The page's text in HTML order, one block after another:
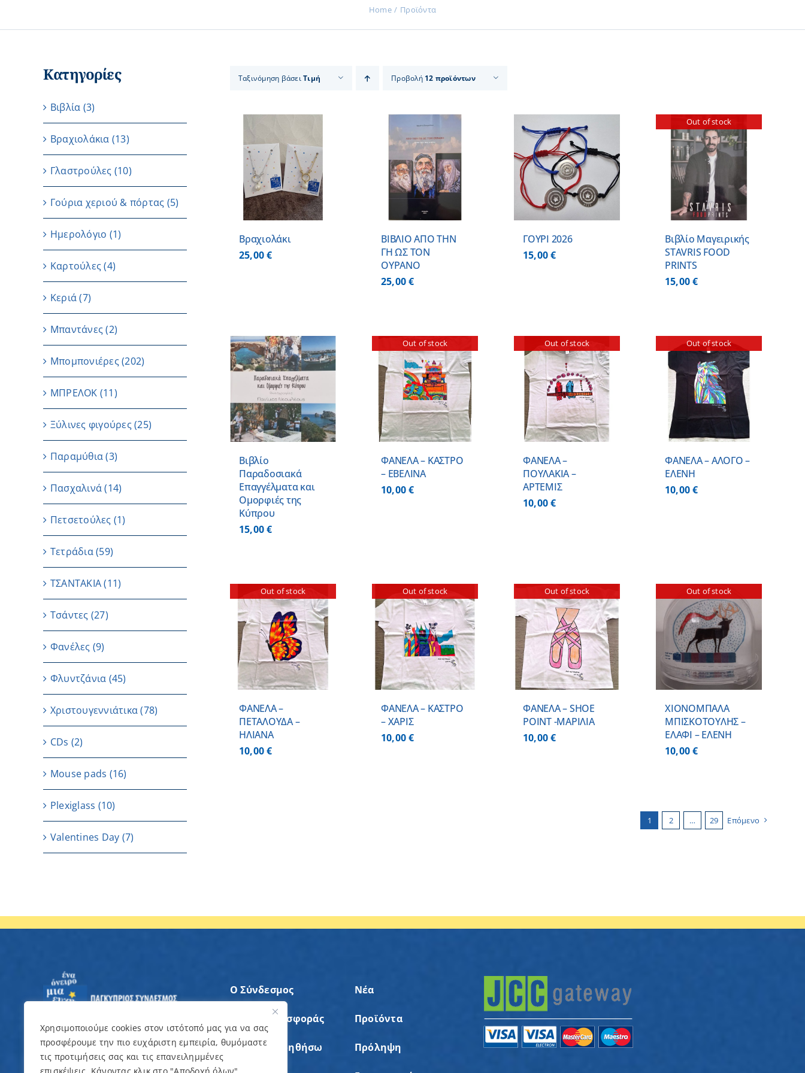
Χρησιμοποιούμε cookies στον ιστότοπό μας για να σας
προσφέρουμε την πιο ευχάριστη εμπειρία, θυμόμαστε
τις προτιμήσεις σας και τις επανειλημμένες
Home Προϊόντα
Ταξινόμηση βάσειΤιμή Προβολή 12 προϊόντων
ΠΡΟΣΘΗΚΗ ΣΤΟ
Βραχιολάκι
25,00€
ΠΡΟΣΘΗΚΗ ΣΤΟ
ΚΑΛΑΘΙ
ΛΕΠΤΟΜΕΡΕΙΕΣ
ΒΙΒΛΙΟ ΑΠΟ ΤΗΝ
ΓΗ ΩΣ ΤΟΝ
ΟΥΡΑΝΟ
25,00€
ΠΡΟΣΘΗΚΗ ΣΤΟ
ΚΑΛΑΘΙ
ΛΕΠΤΟΜΕΡΕΙΕΣ
ΓΟΥΡΙ 2026
15,00€
Out of stock
ΛΕΠΤΟΜΕΡΕΙΕΣ
Βιβλίο Μαγειρικής
STAVRIS FOOD
PRINTS
15,00€
ΠΡΟΣΘΗΚΗ ΣΤΟ
Βιβλίο
Παραδοσιακά
Επαγγέλματα και
Ομορφιές της
Κύπρου
15,00€
Out of stock
ΛΕΠΤΟΜΕΡΕΙΕΣ
ΦΑΝΕΛΑ – ΚΑΣΤΡΟ
– ΕΒΕΛΙΝΑ
10,00€
Out of stock
ΛΕΠΤΟΜΕΡΕΙΕΣ
ΦΑΝΕΛΑ –
ΠΟΥΛΑΚΙΑ –
ΑΡΤΕΜΙΣ
10,00€
Out of stock
ΛΕΠΤΟΜΕΡΕΙΕΣ
ΦΑΝΕΛΑ – ΑΛΟΓΟ –
ΕΛΕΝΗ
10,00€
Out of stock
ΦΑΝΕΛΑ –
ΠΕΤΑΛΟΥΔΑ –
ΗΛΙΑΝΑ
10,00€
Out of stock
ΛΕΠΤΟΜΕΡΕΙΕΣ
ΦΑΝΕΛΑ – ΚΑΣΤΡΟ
– ΧΑΡΙΣ
10,00€
Out of stock
ΛΕΠΤΟΜΕΡΕΙΕΣ
ΦΑΝΕΛΑ – SHOE
POINT -ΜΑΡΙΛΙΑ
10,00€
Out of stock
ΛΕΠΤΟΜΕΡΕΙΕΣ
ΧΙΟΝΟΜΠΑΛΑ
ΜΠΙΣΚΟΤΟΥΛΗΣ –
ΕΛΑΦΙ – ΕΛΕΝΗ
10,00€
1 2 … 29 Επόμενο
Κατηγορίες
Βιβλία (3)
Βραχιολάκια (13)
Γλαστρούλες (10)
Γούρια χεριού & πόρτας (5)
Ημερολόγιο (1)
Καρτούλες (4)
Κεριά (7)
Μπαντάνες (2)
Μπομπονιέρες(202)
ΜΠΡΕΛΟΚ (11)
Ξύλινες φιγούρες(25)
Παραμύθια (3)
Πασχαλινά (14)
Πετσετούλες (1)
Τετράδια(59)
ΤΣΑΝΤΑΚΙΑ (11)
Τσάντες (27)
Φανέλες (9)
Φλυντζάνια (45)
Χριστουγεννιάτικα(78)
CDs (2)
Μouse pads (16)
Plexiglass (10)
Valentines Day (7)
Ο Σύνδεσμος
Άξονες Προσφοράς
Θέλω να Βοηθήσω
Νέα
Προϊόντα
Πρόληψη